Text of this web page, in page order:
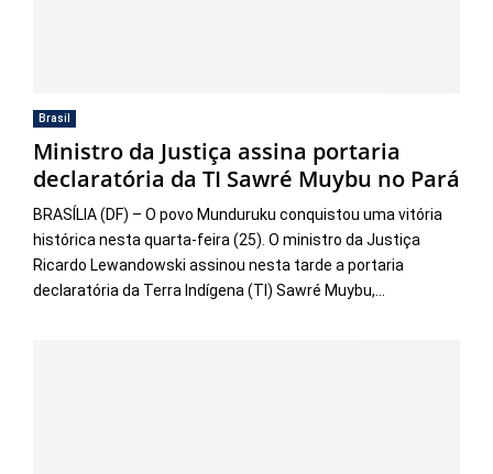
Brasil
Ministro da Justiça assina portaria
declaratória da TI Sawré Muybu no Pará
BRASÍLIA (DF) – O povo Munduruku conquistou uma vitória
histórica nesta quarta-feira (25). O ministro da Justiça
Ricardo Lewandowski assinou nesta tarde a portaria
declaratória da Terra Indígena (TI) Sawré Muybu,...